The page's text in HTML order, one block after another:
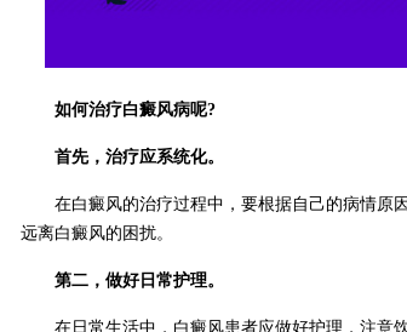
如何治疗白癜风病呢?
首先，治疗应系统化。
在白癜风的治疗过程中，要根据自己的病情原
远离白癜风的困扰。
第二，做好日常护理。
在日常生活中，白癜风患者应做好护理，注意